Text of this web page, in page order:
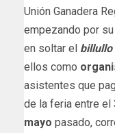
Unión Ganadera
empezando por
en soltar el billullo
ellos como
asistentes que
de la feria entre el
mayo pasado,